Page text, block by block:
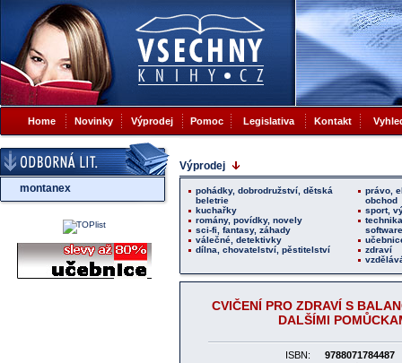
Home Novinky Výprodej Pomoc Legislativa Kontakt
montanex
Výprodej
pohádky, dobrodružství, dětská
beletrie
kuchařky
romány, povídky, novely
sci-fi, fantasy, záhady
válečné, detektivky
dílna, chovatelství, pěstitelství
právo,
obchod
sport,
software
zdraví
CVIČENÍ PRO ZDRAVÍ S
DALŠÍMI
ISBN:
9788071784487